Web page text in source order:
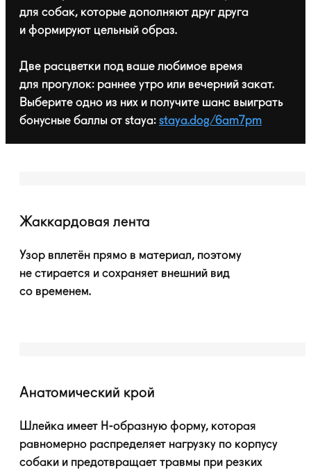
для собак, которые дополняют друг друга
и формируют цельный образ.
Две расцветки под ваше любимое время
для прогулок: раннее утро или вечерний закат.
Выберите одно из них и получите шанс выиграть
бонусные баллы от staya: staya.dog/6am7pm
Жаккардовая лента
Узор вплетён прямо в материал, поэтому
не стирается и сохраняет внешний вид
со временем.
Анатомический крой
Шлейка имеет H-образную форму, которая
равномерно распределяет нагрузку по корпусу
собаки и предотвращает травмы при резких